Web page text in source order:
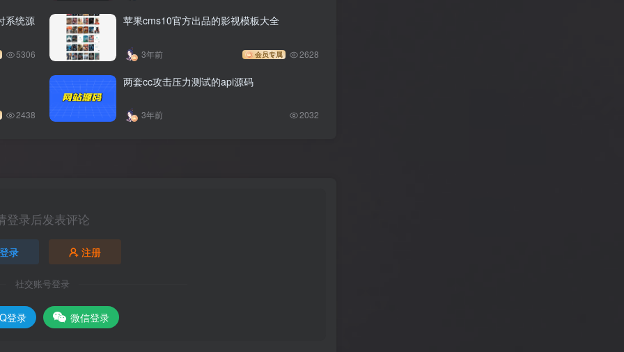
系统源
5306
苹果cms10官方出品的影视模板大全
3年前 会员专属 2628
2438
两套cc攻击压力测试的api源码
3年前 2032
登录后发表评论
登录 注册
社交账号登录
登录 微信登录